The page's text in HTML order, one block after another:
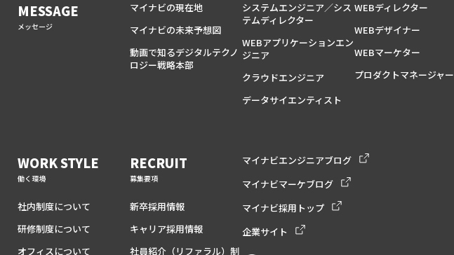
MESSAGE
メッセージ
マイナビの現在地
マイナビの未来予想図
動画で知るデジタルテクノ
ロジー戦略本部
システムエンジニア／シス
テムディレクター
WEBアプリケーションエン
ジニア
クラウドエンジニア
データサイエンティスト
WEBディレクター
WEBデザイナー
WEBマーケター
プロダクトマネージャー
WORK STYLE
働く環境
社内制度について
研修制度について
オフィスについて
RECRUIT
募集要項
新卒採用情報
キャリア採用情報
社員紹介（リファラル）制
マイナビエンジニアブログ
マイナビマーケブログ
マイナビ採用トップ
企業サイト